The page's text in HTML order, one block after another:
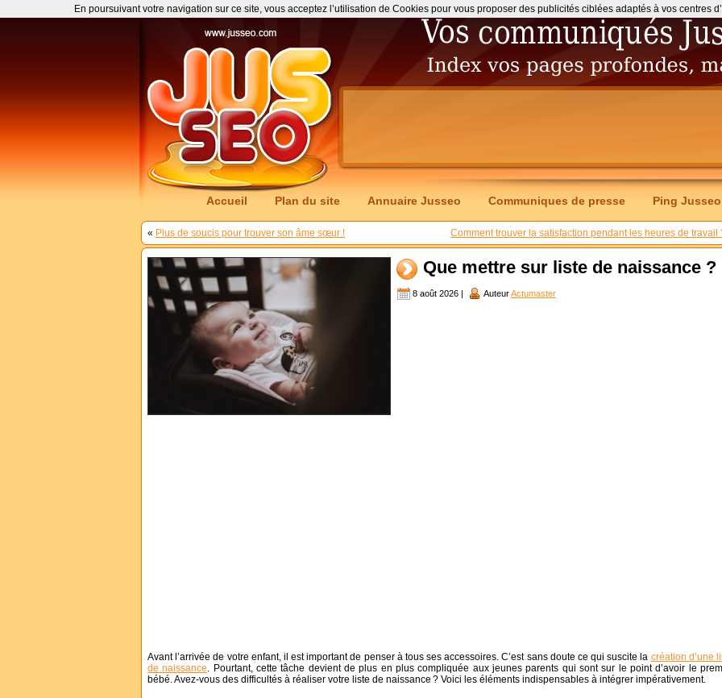
Accueil Plan du site Annuaire Jusseo Communiques de presse Ping Jusseo
« Plus de soucis pour trouver son âme sœur ! Comment trouver la satisfaction pendant les heures de travail
Que mettre sur liste de naissance ?
8 août 2026 | AuteurActumaster
Avant l’arrivée de votre enfant, il est important de penser à tous ses accessoires. C’est sans doute ce qui suscite la création d’une
de naissance. Pourtant, cette tâche devient de plus en plus compliquée aux jeunes parents qui sont sur le point d’avoir le
bébé. Avez-vous des difficultés à réaliser votre liste de naissance ? Voici les éléments indispensables à intégrer impérativement.
En poursuivant votre navigation sur ce site, vous acceptez l’utilisation de Cookies pour vous proposer des publicités ciblées adaptés à vos centres